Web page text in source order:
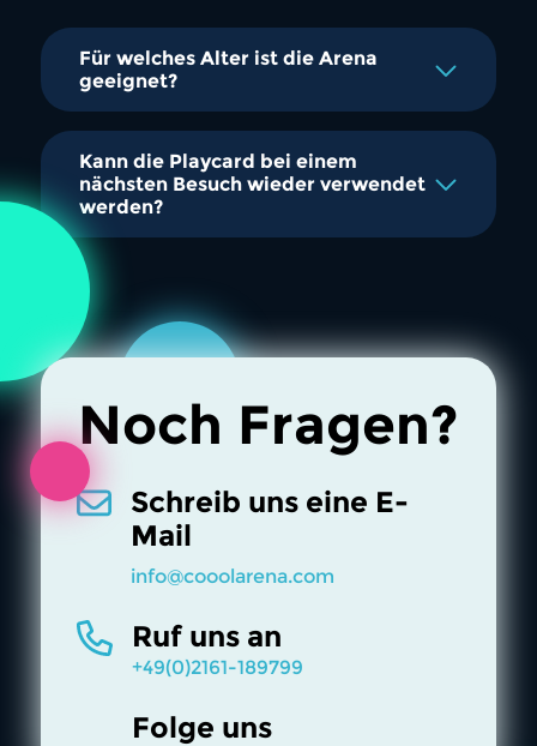
Für welches Alter ist die Arena
geeignet?
Kann die Playcard bei einem
nächsten Besuch wieder verwendet
werden?
Noch Fragen?
Schreib uns eine E-
Mail
info@cooolarena.com
Ruf uns an
+49(0)2161-189799
Folge uns